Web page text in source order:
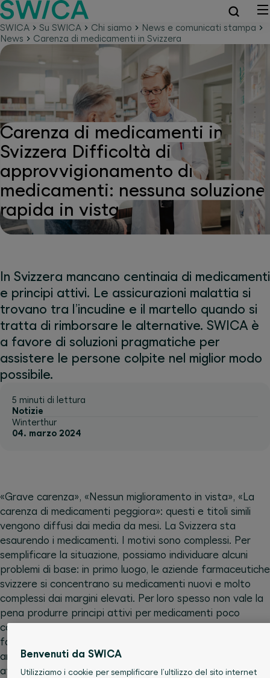
SWICA Su SWICA Chi siamo
News e comunicati stampa
News
Carenza di medicamenti in Svizzera
Carenza di medicamenti in
Svizzera Difficoltà di
approvvigionamento di
medicamenti: nessuna soluzione
rapida in vista
In Svizzera mancano centinaia di medicamenti
e principi attivi. Le assicurazioni malattia si
trovano tra l’incudine e il martello quando si
tratta di rimborsare le alternative. SWICA è
a favore di soluzioni pragmatiche per
assistere le persone colpite nel miglior modo
possibile.
5 minuti di lettura
Notizie
Winterthur
04. marzo 2024
«Grave carenza», «Nessun miglioramento in vista», «La
carenza di medicamenti peggiora»: questi e titoli simili
vengono diffusi dai media da mesi. La Svizzera sta
esaurendo i medicamenti. I motivi sono complessi. Per
semplificare la situazione, possiamo individuare alcuni
problemi di base: in primo luogo, le aziende farmaceutiche
svizzere si concentrano su medicamenti nuovi e molto
complessi dai margini elevati. Per loro spesso non vale la
pena produrre principi attivi per medicamenti poco
costosi con protezione brevettuale scaduta o per
farmaci generici. Tra questi, però, rientrano molti
antibiotici, antidolorifici e antidepressivi comuni
attualmente mancanti in Svizzera. La produzione di
Benvenuti da SWICA
Utilizziamo i cookie per semplificare l’ultilizzo del sito internet